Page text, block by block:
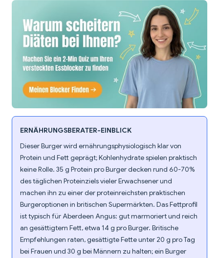
ERNÄHRUNGSBERATER-EINBLICK
Dieser Burger wird ernährungsphysiologisch klar von
Protein und Fett geprägt; Kohlenhydrate spielen praktisch
keine Rolle. 35 g Protein pro Burger decken rund 60-70%
des täglichen Proteinziels vieler Erwachsener und
machen ihn zu einer der proteinreichsten praktischen
Burgeroptionen in britischen Supermärkten. Das Fettprofil
ist typisch für Aberdeen Angus: gut marmoriert und reich
an gesättigtem Fett, etwa 14 g pro Burger. Britische
Empfehlungen raten, gesättigte Fette unter 20 g pro Tag
bei Frauen und 30 g bei Männern zu halten; ein Burger